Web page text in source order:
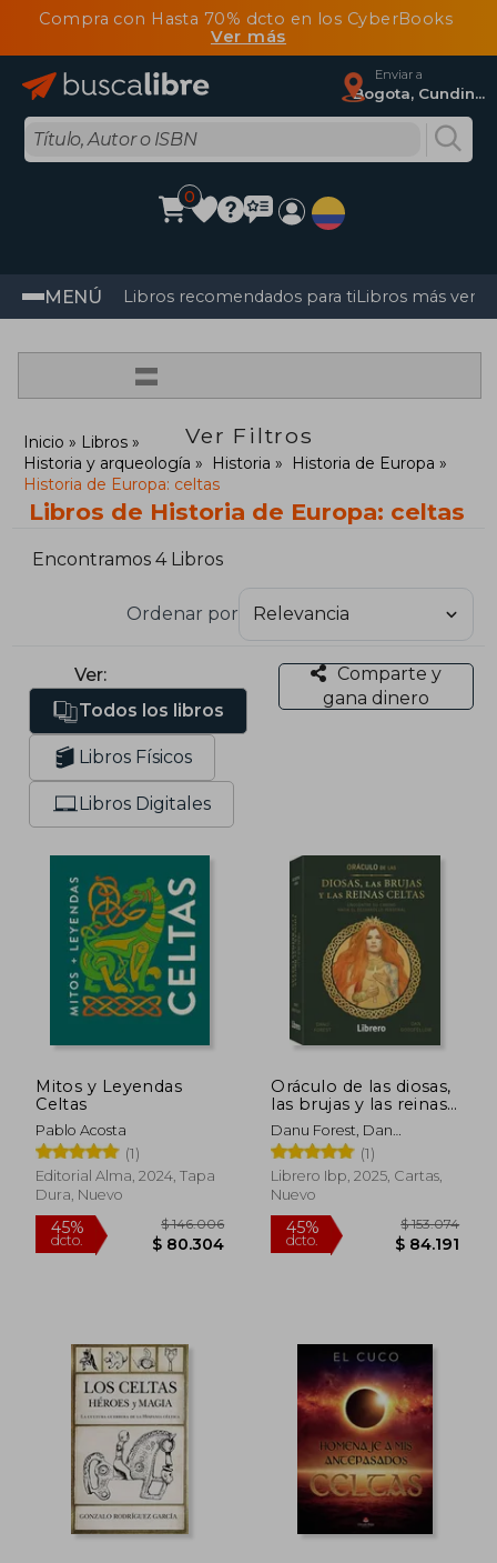
Compra con Hasta 70% dcto en los CyberBooks
Ver más
Enviar a
Bogota, Cundinamarca
0
MENÚ Libros recomendados para tiLibros más
=
Ver Filtros
Inicio
Libros
Historia y arqueología
Historia
Historia de Europa
Historia de Europa: celtas
Libros de Historia de Europa: celtas
Encontramos 4 Libros
Ordenar por
Ver:
Todos los libros
Libros Físicos
Libros Digitales
Comparte y
gana dinero
Mitos y Leyendas
Celtas
Pablo Acosta
(1)
Editorial Alma, 2024, Tapa
Dura, Nuevo
45%
dcto.
$ 146.006
$ 80.304
Oráculo de las diosas,
las brujas y las reinas
celtas
Danu Forest, Dan
Goodfellow
(1)
Librero Ibp, 2025, Cartas,
Nuevo
45%
dcto.